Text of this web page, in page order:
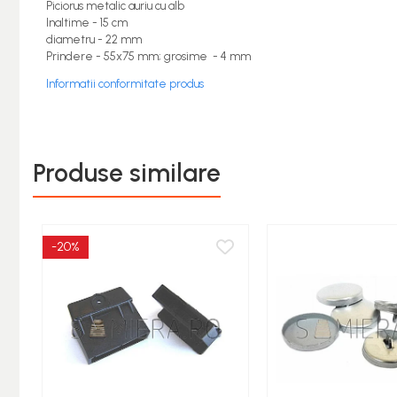
Rotile Mobila
Glisiere
Balamale
Alte Accesorii
Sisteme rabatare
Manere
Cuiere
Unelte Pneumatice
Unelte de mana
Pistoale de vopsit
Piciorus metalic auriu cu alb
Inaltime - 15 cm
diametru - 22 mm
Prindere - 55x75 mm; grosime - 4 mm
Informatii conformitate produs
Produse similare
-20%